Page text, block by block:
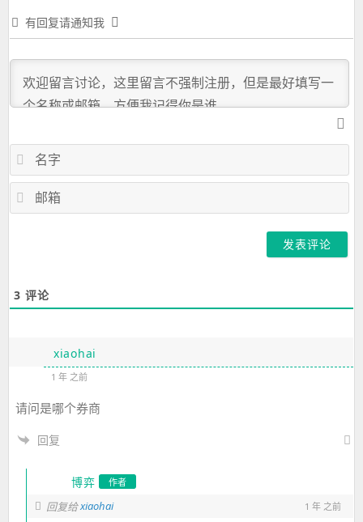
有回复请通知我
3 评论
xiaohai
1 年 之前
请问是哪个券商
回复
博弈 作者
回复给xiaohai 1 年 之前